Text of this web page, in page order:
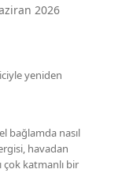
yeniden
bağlamda nasıl
havadan
çok katmanlı bir
2026